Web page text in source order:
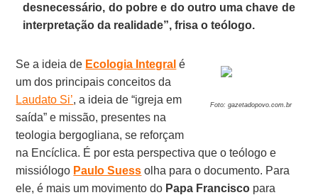
desnecessário, do pobre e do outro uma chave de
interpretação da realidade”, frisa o teólogo.
Foto: gazetadopovo.com.br
Se a ideia de Ecologia Integral é
um dos principais conceitos da
Laudato Si’, a ideia de “igreja em
saída” e missão, presentes na
teologia bergogliana, se reforçam
na Encíclica. É por esta perspectiva que o teólogo e
missiólogo Paulo Suess olha para o documento. Para
ele, é mais um movimento do Papa Francisco para